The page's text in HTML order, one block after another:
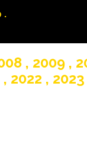
.
, 2009 ,
2022 ,